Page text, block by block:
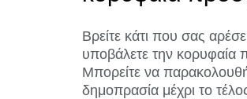
Βρείτε κάτι που σας
υποβάλετε την κορυφαία
Μπορείτε να
δημοπρασία μέχρι το